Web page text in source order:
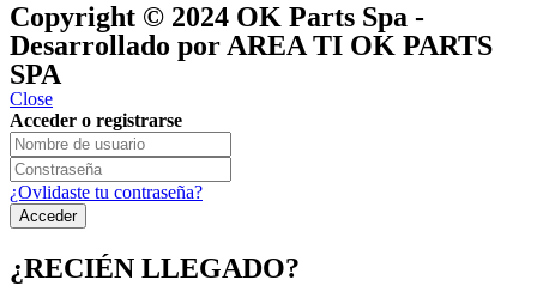
Copyright © 2024 OK Parts Spa -
Desarrollado por AREA TI OK PARTS
SPA
Close
Acceder o registrarse
¿Ovlidaste tu contraseña?
¿RECIÉN LLEGADO?